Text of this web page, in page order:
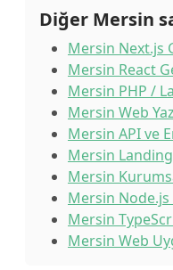
Diğer Mersin
Mersin Next.js
Mersin React
Mersin PHP /
Mersin Web
Mersin API ve
Mersin
Mersin
Mersin
Mersin
Mersin Web